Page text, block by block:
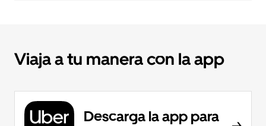
Viaja a tu manera con la app
Descarga la app para